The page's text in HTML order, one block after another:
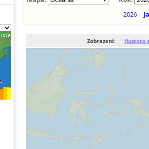
2026
Zobrazení: Hustota